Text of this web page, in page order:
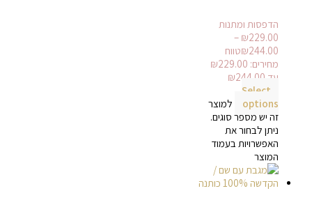
הדפסות ומתנות
₪229.00
–
₪244.00
טווח
עד ⁦₪244.00⁩
Select
options
למוצר
זה יש מספר סוגים.
ניתן לבחור את
האפשרויות בעמוד
המוצר